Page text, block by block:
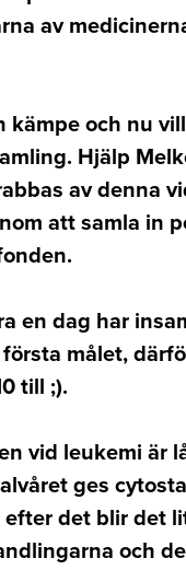
av
kämpe och nu
Hjälp
av denna
att samla in
en dag har
målet,
till ;).
vid leukemi är
ges
efter det blir det
och